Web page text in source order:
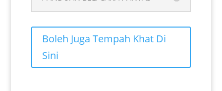
Boleh Juga Tempah Khat Di
Sini